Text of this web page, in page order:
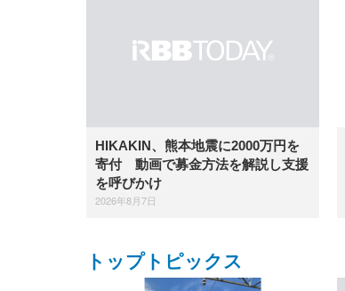
HIKAKIN、熊本地震に2000万円を
寄付 動画で募金方法を解説し支援
を呼びかけ
2026年8月7日
トップトピックス